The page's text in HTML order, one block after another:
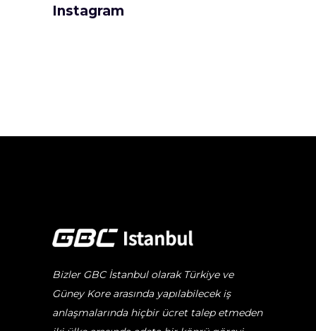
Instagram
Bizler GBC İstanbul olarak Türkiye ve
Güney Kore arasında yapılabilecek iş
anlaşmalarında hiçbir ücret talep etmeden